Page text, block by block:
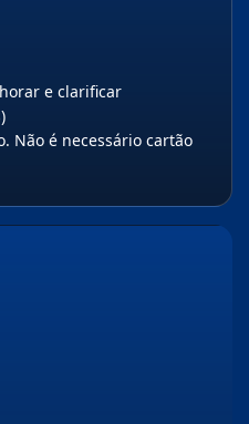
e clarificar
Não é necessário cartão